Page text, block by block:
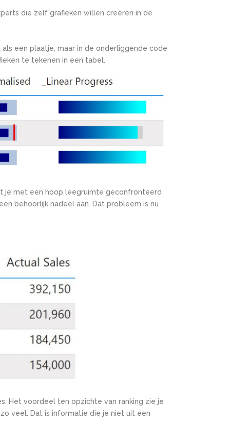
die zelf grafieken willen creëren in de
als een plaatje, maar in de onderliggende code
te tekenen in een tabel.
je met een hoop leegruimte geconfronteerd
behoorlijk nadeel aan.
Dat probleem is nu
Het voordeel ten opzichte van ranking zie je
veel. Dat is informatie die je niet uit een